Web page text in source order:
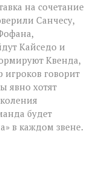
на сочетание
Санчесу,
Кайседо и
Квенда,
игроков говорит
явно хотят
будет
в каждом звене.